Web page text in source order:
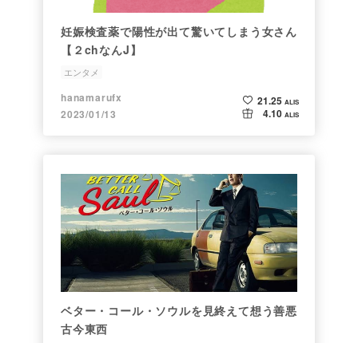
妊娠検査薬で陽性が出て驚いてしまう女さん
【２chなんJ】
エンタメ
hanamarufx
2023/01/13
21.25 ALIS
4.10 ALIS
ベター・コール・ソウルを見終えて想う善悪
古今東西